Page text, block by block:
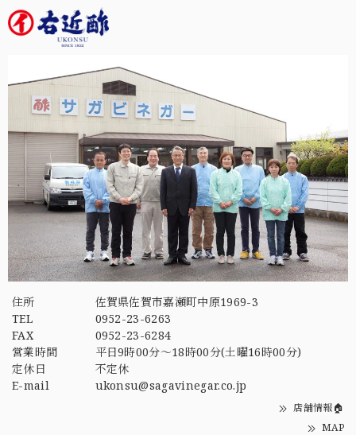
住所
佐賀県佐賀市嘉瀬町中原1969-3
TEL
0952-23-6263
FAX
0952-23-6284
営業時間
平日9時00分～18時00分(土曜16時00分)
定休日
不定休
E-mail
ukonsu@sagavinegar.co.jp
店舗情報🏠
MAP